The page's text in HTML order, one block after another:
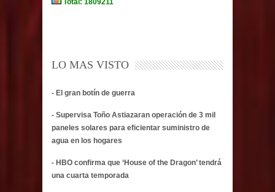
LO MAS VISTO
- El gran botín de guerra
- Supervisa Toño Astiazaran operación de 3 mil
paneles solares para eficientar suministro de
agua en los hogares
- HBO confirma que ‘House of the Dragon’ tendrá
una cuarta temporada